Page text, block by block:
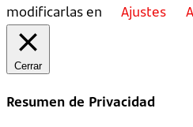
modificarlas en
Ajustes
Cerrar
Resumen de Privacidad